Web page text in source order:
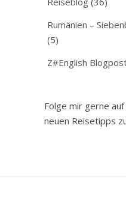
Rumänien –
(5)
Z#English
Folge mir gerne
neuen Reisetipps